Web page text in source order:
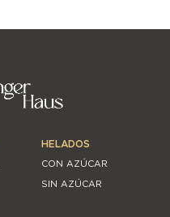
HELADOS
CON AZÚCAR
SIN AZÚCAR